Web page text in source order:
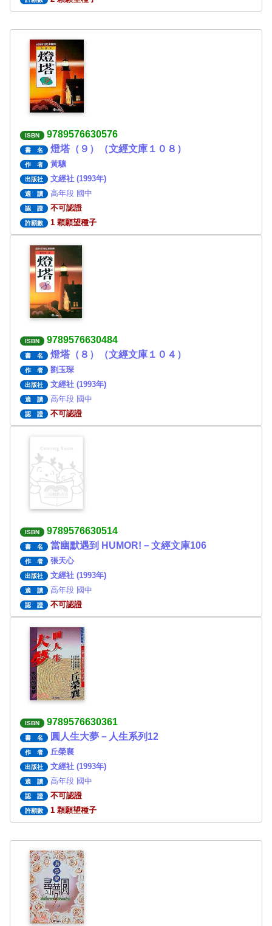
ISBN 9789576630576
書 名 燈塔（９）（文經文庫１０８）
作 者 黃驤
出版社 文經社 (1993年)
適 讀 高年段 國中
認 證 不可認證
許願數 1 顆願望種子
ISBN 9789576630484
書 名 燈塔（８）（文經文庫１０４）
作 者 劉玉琛
出版社 文經社 (1993年)
適 讀 高年段 國中
認 證 不可認證
ISBN 9789576630514
書 名 當幽默遇到 HUMOR!－文經文庫106
作 者 張天心
出版社 文經社 (1993年)
適 讀 高年段 國中
認 證 不可認證
ISBN 9789576630361
書 名 圓人生大夢－人生系列12
作 者 丘榮襄
出版社 文經社 (1993年)
適 讀 高年段 國中
認 證 不可認證
許願數 1 顆願望種子